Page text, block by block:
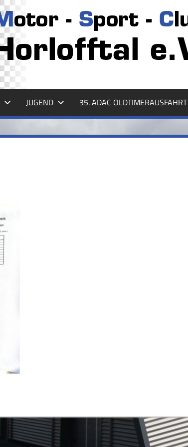
JUGEND 35. ADAC OLDTIMERAUSFAHRT